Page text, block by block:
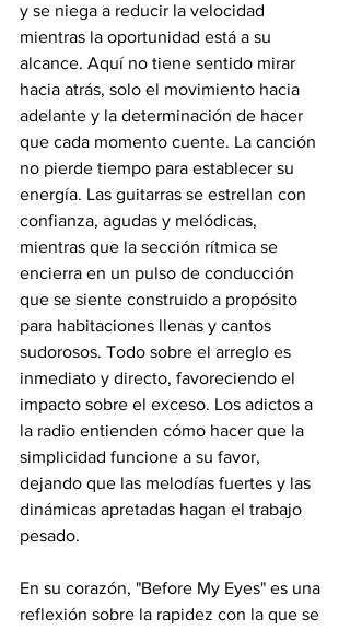
y se niega a reducir la velocidad
mientras la oportunidad está a su
alcance. Aquí no tiene sentido mirar
hacia atrás, solo el movimiento hacia
adelante y la determinación de hacer
que cada momento cuente. La canción
no pierde tiempo para establecer su
energía. Las guitarras se estrellan con
confianza, agudas y melódicas,
mientras que la sección rítmica se
encierra en un pulso de conducción
que se siente construido a propósito
para habitaciones llenas y cantos
sudorosos. Todo sobre el arreglo es
inmediato y directo, favoreciendo el
impacto sobre el exceso. Los adictos a
la radio entienden cómo hacer que la
simplicidad funcione a su favor,
dejando que las melodías fuertes y las
dinámicas apretadas hagan el trabajo
pesado.
En su corazón, "Before My Eyes" es una
reflexión sobre la rapidez con la que se